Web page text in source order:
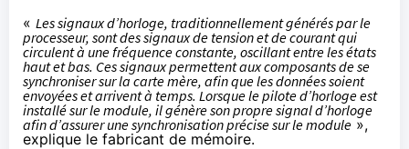
« Les signaux d’horloge, traditionnellement générés par le
processeur, sont des signaux de tension et de courant qui
circulent à une fréquence constante, oscillant entre les états
haut et bas. Ces signaux permettent aux composants de se
synchroniser sur la carte mère, afin que les données soient
envoyées et arrivent à temps. Lorsque le pilote d’horloge est
installé sur le module, il génère son propre signal d’horloge
afin d’assurer une synchronisation précise sur le module »,
explique le fabricant de mémoire.